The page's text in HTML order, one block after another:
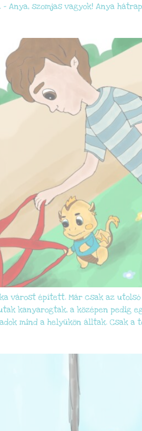
– Anya, szomjas vagyok! Anya
várost épített. Már csak az
kanyarogtak, a középen pedig
mind a helyükön álltak. Csak